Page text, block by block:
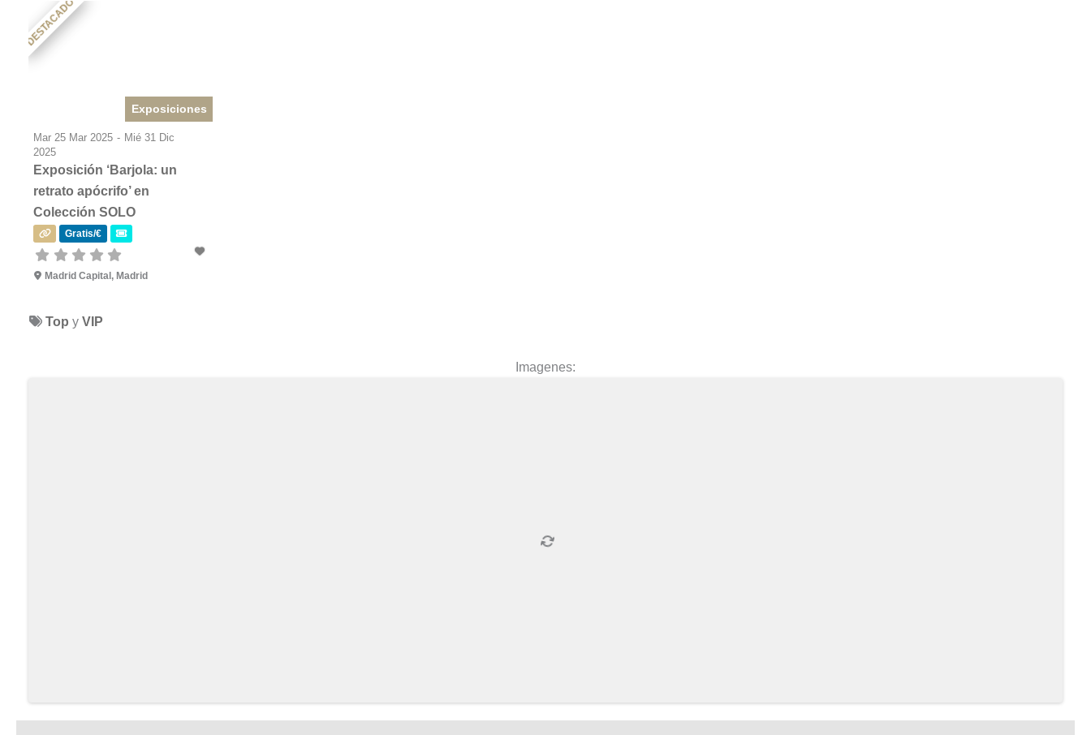
DESTACADO
Exposiciones
Mar 25 Mar 2025 - Mié 31 Dic
2025
Exposición ‘Barjola: un
retrato apócrifo’ en
Colección SOLO
Gratis/€
Madrid Capital, Madrid
Top y VIP
Imagenes: